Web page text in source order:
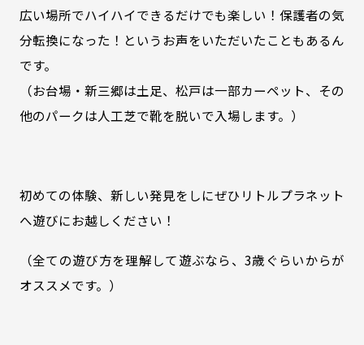
広い場所でハイハイできるだけでも楽しい！保護者の気
分転換になった！というお声をいただいたこともあるん
です。
（お台場・新三郷は土足、松戸は一部カーペット、その
他のパークは人工芝で靴を脱いで入場します。）
初めての体験、新しい発見をしにぜひリトルプラネット
へ遊びにお越しください！
（全ての遊び方を理解して遊ぶなら、3歳ぐらいからが
オススメです。）